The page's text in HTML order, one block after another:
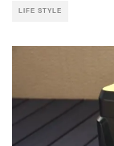
LIFE STYLE